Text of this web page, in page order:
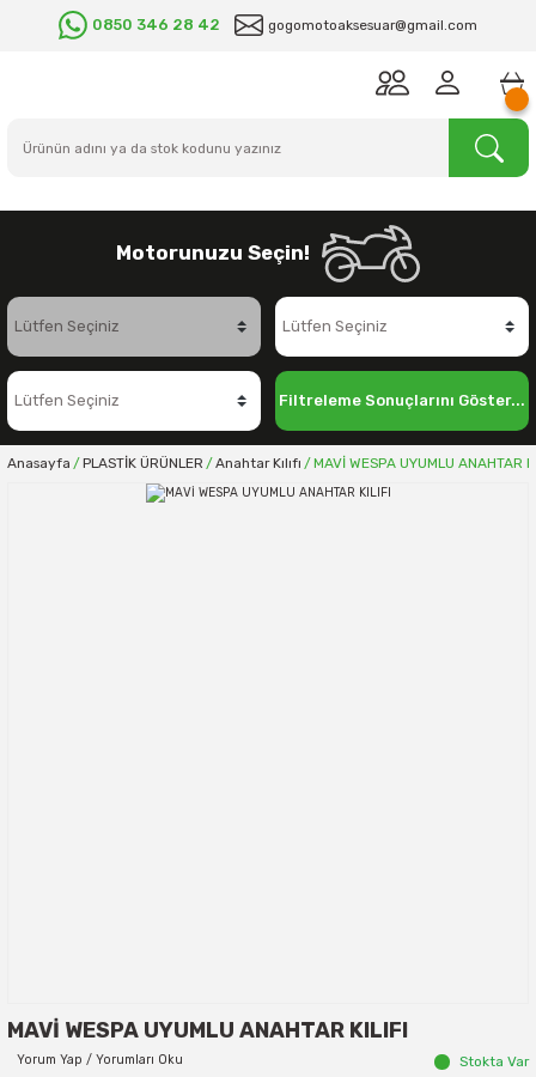
0850 346 28 42 gogomotoaksesuar@gmail.com
Motorunuzu Seçin!
Filtreleme Sonuçlarını Göster...
Anasayfa PLASTİK ÜRÜNLER Anahtar Kılıfı MAVİ WESPA UYUMLU ANAHTAR
MAVİ WESPA UYUMLU ANAHTAR KILIFI
Yorum Yap / Yorumları Oku Stokta Var